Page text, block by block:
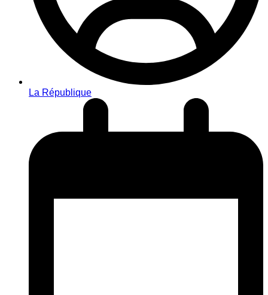
La République